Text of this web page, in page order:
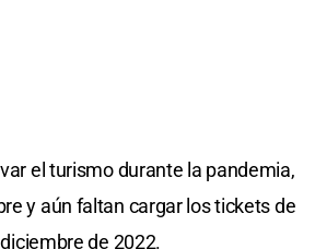
el turismo durante la pandemia,
y aún faltan cargar los tickets de
de 2022.